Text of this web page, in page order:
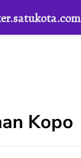
Kopo